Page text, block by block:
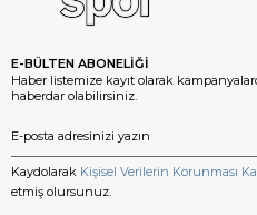
E-BÜLTEN ABONELİĞİ
Haber listemize kayıt olarak
haberdar olabilirsiniz.
Kaydolarak Kişisel Verilerin Korunması
etmiş olursunuz.